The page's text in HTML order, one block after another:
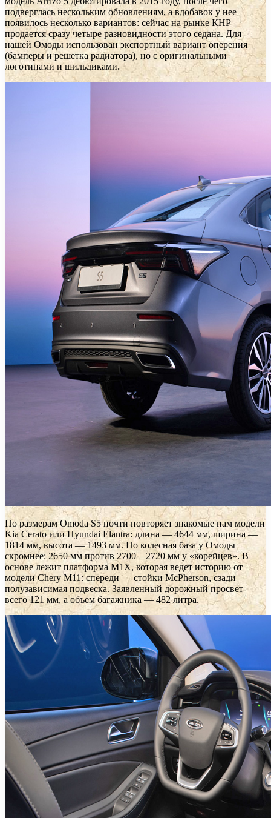
подверглась нескольким обновлениям, а вдобавок у нее
появилось несколько вариантов: сейчас на рынке КНР
продается сразу четыре разновидности этого седана. Для
нашей Омоды использован экспортный вариант оперения
(бамперы и решетка радиатора), но с оригинальными
логотипами и шильдиками.
По размерам Omoda S5 почти повторяет знакомые нам модели
Kia Cerato или Hyundai Elantra: длина — 4644 мм, ширина —
1814 мм, высота — 1493 мм. Но колесная база у Омоды
скромнее: 2650 мм против 2700—2720 мм у «корейцев». В
основе лежит платформа M1X, которая ведет историю от
модели Chery M11: спереди — стойки McPherson, сзади —
полузависимая подвеска. Заявленный дорожный просвет —
всего 121 мм, а объем багажника — 482 литра.